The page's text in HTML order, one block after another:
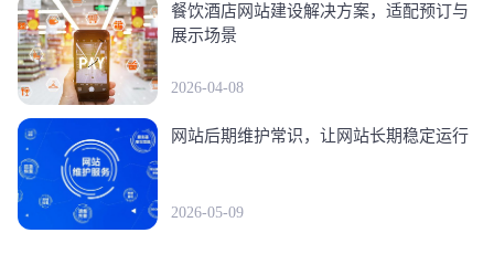
餐饮酒店网站建设解决方案，适配预订与
展示场景
2026-04-08
网站后期维护常识，让网站长期稳定运行
2026-05-09